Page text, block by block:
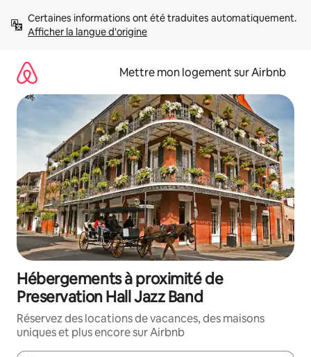
directement
Afficher la langue d'origine
Mettre mon logement sur Airbnb
Hébergements à proximité de
Preservation Hall Jazz Band
Réservez des locations de vacances, des maisons
uniques et plus encore sur Airbnb